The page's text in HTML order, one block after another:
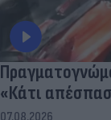
«Κάτι